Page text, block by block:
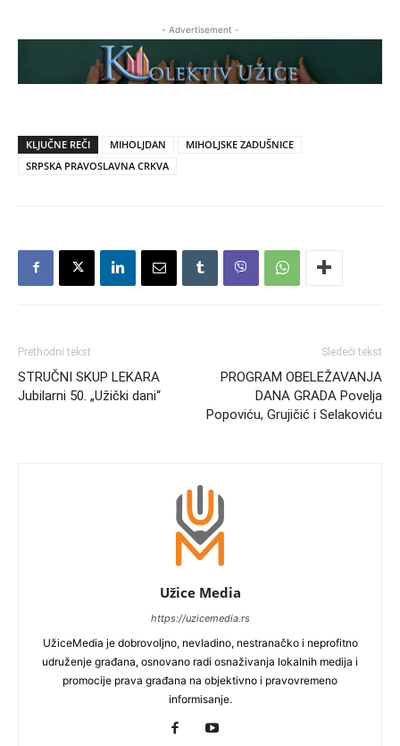
- Advertisement -
KLJUČNE REČI MIHOLJDAN
MIHOLJSKE ZADUŠNICE
SRPSKA PRAVOSLAVNA CRKVA
Prethodni tekst
STRUČNI SKUP LEKARA
Jubilarni 50. „Užički dani“
Sledeći tekst
PROGRAM OBELEŽAVANJA
DANA GRADA Povelja
Popoviću, Grujičić i Selakoviću
Užice Media
https://uzicemedia.rs
UžiceMedia je dobrovoljno, nevladino, nestranačko i neprofitno
udruženje građana, osnovano radi osnaživanja lokalnih medija i
promocije prava građana na objektivno i pravovremeno
informisanje.